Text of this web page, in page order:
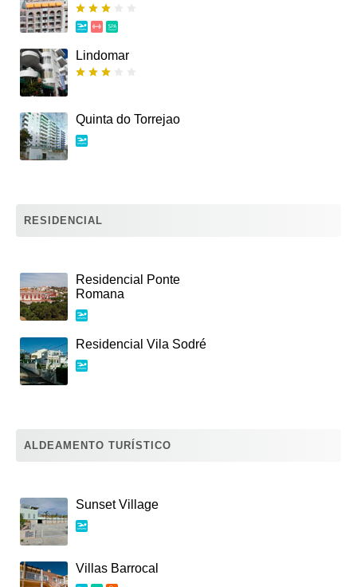
Lindomar
Quinta do Torrejao
RESIDENCIAL
Residencial Ponte
Romana
Residencial Vila Sodré
ALDEAMENTO TURÍSTICO
Sunset Village
Villas Barrocal